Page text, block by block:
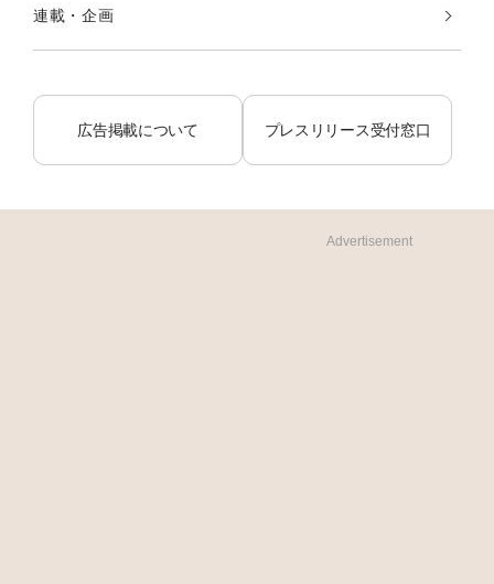
連載・企画
広告掲載について プレスリリース受付窓口
Advertisement